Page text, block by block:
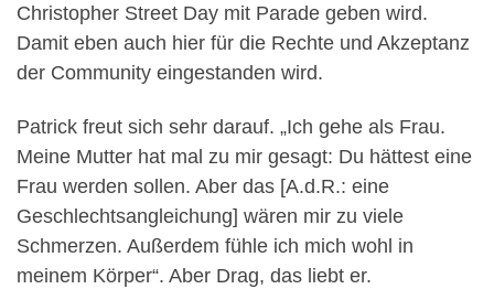
Christopher Street Day mit Parade geben wird.
Damit eben auch hier für die Rechte und Akzeptanz
der Community eingestanden wird.
Patrick freut sich sehr darauf. „Ich gehe als Frau.
Meine Mutter hat mal zu mir gesagt: Du hättest eine
Frau werden sollen. Aber das [A.d.R.: eine
Geschlechtsangleichung] wären mir zu viele
Schmerzen. Außerdem fühle ich mich wohl in
meinem Körper“. Aber Drag, das liebt er.